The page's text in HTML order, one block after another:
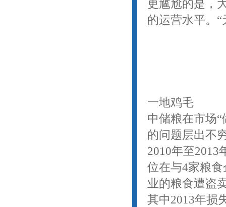
更尴尬的是，
的运营水平。
一地鸡毛
中储粮在市场
的问题层出不
2010年至2013
位在与4家粮
业的粮食遭盗
其中2013年损